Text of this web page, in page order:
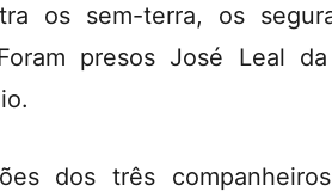
os sem-terra, os
presos José Leal
dos três